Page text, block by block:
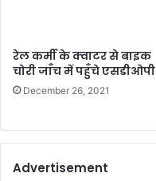
रेल कर्मी के क्वाटर से बाइक
चोरी जाँच में पहुँचे एसडीओपी
December 26, 2021
Advertisement